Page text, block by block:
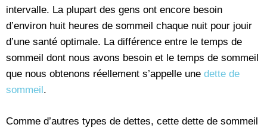
intervalle. La plupart des gens ont encore besoin
d’environ huit heures de sommeil chaque nuit pour jouir
d’une santé optimale. La différence entre le temps de
sommeil dont nous avons besoin et le temps de sommeil
que nous obtenons réellement s’appelle une dette de
sommeil.
Comme d’autres types de dettes, cette dette de sommeil